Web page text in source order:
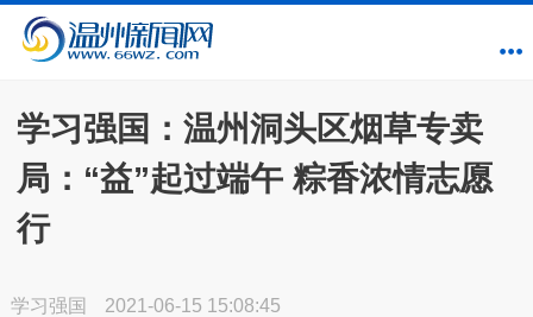
学习强国：温州洞头区烟草专卖
局：“益”起过端午 粽香浓情志愿
行
学习强国 2021-06-15 15:08:45